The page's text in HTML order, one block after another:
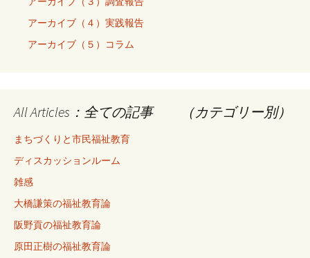
アーカイブ（４）実践報告
アーカイブ（５）コラム
All Articles：全ての記事 （カテゴリー別）
まちづくりと市民福祉教育
ディスカッションルーム
雑感
大橋謙策の福祉教育論
阪野貢の福祉教育論
原田正樹の福祉教育論